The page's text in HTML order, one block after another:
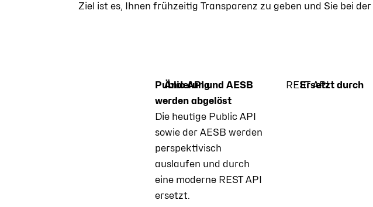
Ziel ist es, Ihnen frühzeitig Transparenz zu geben und Sie bei
Änderung Ersetzt durch
Public API und AESB
werden abgelöst
Die heutige Public API
sowie der AESB werden
perspektivisch
auslaufen und durch
eine moderne REST API
ersetzt.
REST API